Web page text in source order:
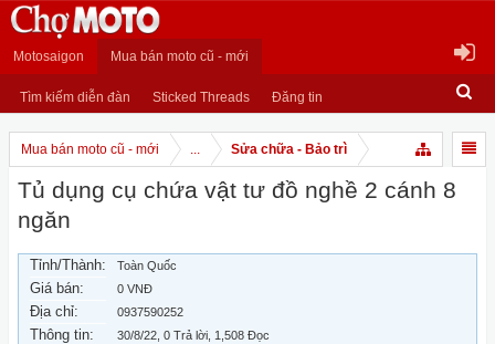
Motosaigon Mua bán moto cũ - mới
Tìm kiếm diễn đàn Sticked Threads Đăng tin
Mua bán moto cũ - mới ... Sửa chữa - Bảo trì
Tủ dụng cụ chứa vật tư đồ nghề 2 cánh 8
ngăn
Tỉnh/Thành: Toàn Quốc
Giá bán: 0 VNĐ
Địa chỉ: 0937590252
Thông tin: 30/8/22 , 0 Trả lời, 1,508 Đọc